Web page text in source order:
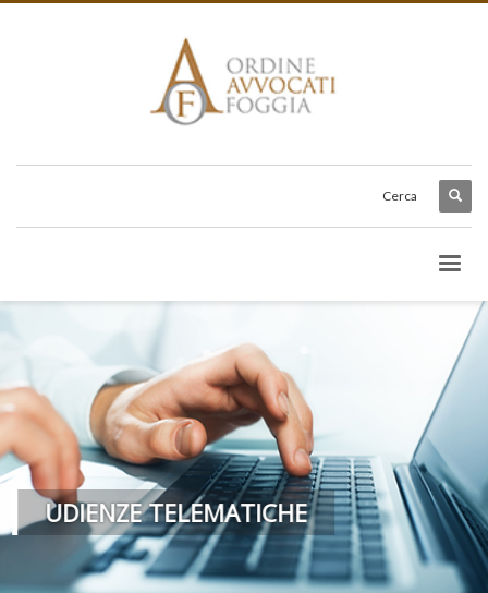
Cerca
UDIENZE TELEMATICHE